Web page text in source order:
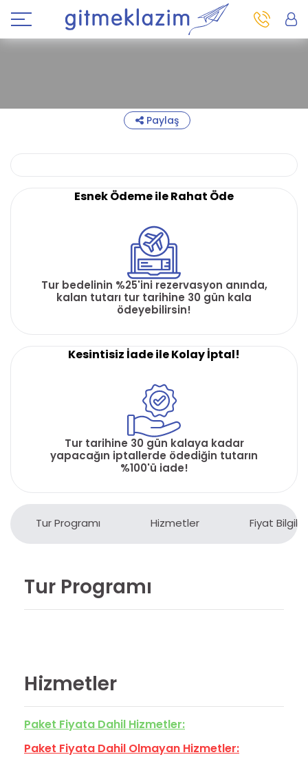
Paylaş
Esnek Ödeme ile Rahat Öde
Tur bedelinin %25'ini rezervasyon anında,
kalan tutarı tur tarihine 30 gün kala
ödeyebilirsin!
Kesintisiz İade ile Kolay İptal!
Tur tarihine 30 gün kalaya kadar
yapacağın iptallerde ödediğin tutarın
%100'ü iade!
Tur Programı Hizmetler Fiyat
Tur Programı
Hizmetler
Paket Fiyata Dahil Hizmetler:
Paket Fiyata Dahil Olmayan Hizmetler: